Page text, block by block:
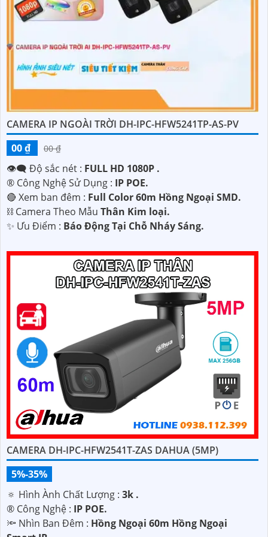
CAMERA IP NGOÀI TRỜI DH-IPC-HFW5241TP-AS-PV
00 ₫
00 ₫
👁️‍🗨 Độ sắc nét : FULL HD 1080P .
®️ Công Nghệ Sử Dụng : IP POE.
🔴 Xem ban đêm : Full Color 60m Hồng Ngoại SMD.
⛓ Camera Theo Mẫu Thân Kim loại.
️✨ Ưu Điểm : Báo Động Tại Chỗ Nháy Sáng.
CAMERA DH-IPC-HFW2541T-ZAS DAHUA (5MP)
5%-35%
🔅 Hình Ành Chất Lượng : 3k .
®️ Công Nghệ : IP POE.
🔦 Nhìn Ban Đêm : Hồng Ngoại 60m Hồng Ngoại